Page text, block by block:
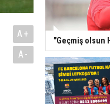
A+
A-
"Geçmiş olsun